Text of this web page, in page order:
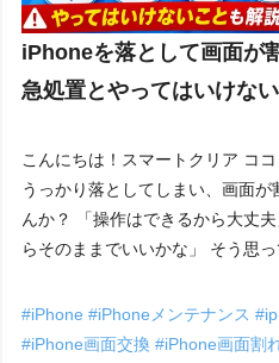
iPhoneを落として画面が
急処置とやってはいけな
こんにちは！スマートクリア コ
うっかり落としてしまい、画面
んか？ 「操作はできるから大丈
らそのままでいいかな」 そう思
#iPhone#iPhoneメンテナンス
#iPhone画面交換#iPhone画面割